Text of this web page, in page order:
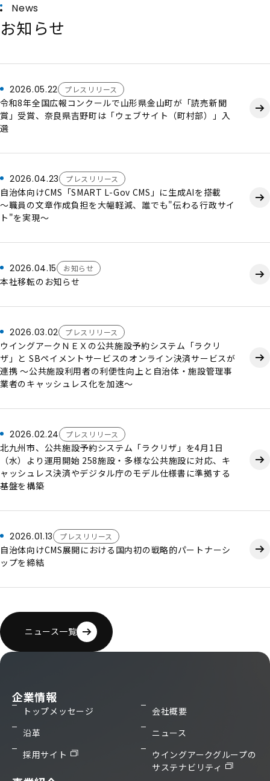
News
お知らせ
2026.05.22 プレスリリース
令和8年全国広報コンクールで山形県金山町が「読売新聞
賞」受賞、奈良県吉野町は「ウェブサイト（町村部）」入
選
2026.04.23 プレスリリース
自治体向けCMS「SMART L-Gov CMS」に生成AIを搭載
～職員の文章作成負担を大幅軽減、誰でも"伝わる行政サイ
ト"を実現～
2026.04.15 お知らせ
本社移転のお知らせ
2026.03.02 プレスリリース
ウイングアークＮＥＸの公共施設予約システム「ラクリ
ザ」と SBペイメントサービスのオンライン決済サービスが
連携 ～公共施設利用者の利便性向上と自治体・施設管理事
業者のキャッシュレス化を加速～
2026.02.24 プレスリリース
北九州市、公共施設予約システム「ラクリザ」を4月1日
（水）より運用開始 258施設・多様な公共施設に対応、キ
ャッシュレス決済やデジタル庁のモデル仕様書に準拠する
基盤を構築
2026.01.13 プレスリリース
自治体向けCMS展開における国内初の戦略的パートナーシ
ップを締結
ニュース一覧
企業情報
トップメッセージ
会社概要
沿革
ニュース
採用サイト
ウイングアークグループの
サステナビリティ